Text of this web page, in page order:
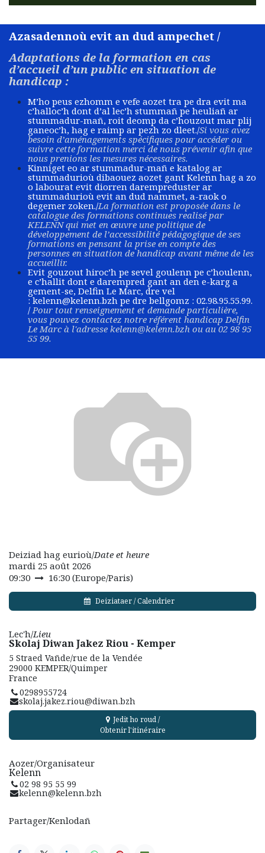
Azasadennoù evit an dud ampechet /
Adaptations de la formation en cas
d’accueil d’un public en situation de
handicap :
M’ho peus ezhomm e vefe aozet tra pe dra evit ma
c’halloc’h dont d’al lec’h stummañ pe heuliañ ar
stummadur-mañ, roit deomp da c’houzout mar plij
ganeoc’h, hag e raimp ar pezh zo dleet./Si vous avez
besoin d’aménagements spécifiques pour accéder ou
suivre cette formation merci de nous prévenir afin que
nous prenions les mesures nécessaires.
Kinniget eo ar stummadur-mañ e katalog ar
stummadurioù dibaouez aozet gant Kelenn hag a zo
o labourat evit diorren darempreduster ar
stummadurioù evit an dud nammet, a-raok o
degemer zoken./La formation est proposée dans le
catalogue des formations continues realisé par
KELENN qui met en œuvre une politique de
développement de l’accessibilité pédagogique de ses
formations en pensant la prise en compte des
personnes en situation de handicap avant même de les
accueillir.
Evit gouzout hiroc’h pe sevel goulenn pe c’houlenn,
e c’hallit dont e darempred gant an den e-karg a
gement-se, Delfin Le Marc, dre vel
:kelenn@kelenn.bzh pe dre bellgomz : 02.98.95.55.99.
/Pour tout renseignement et demande particulière,
vous pouvez contactez notre référent handicap Delfin
Le Marc à l'adresse kelenn@kelenn.bzh ou au 02 98 95
55 99.
Deiziad hag eurioù/Date et heure
mardi 25 août 2026
09:30
16:30 (Europe/Paris)
Deiziataer / Calendrier
Lec'h/Lieu
Skolaj Diwan Jakez Riou - Kemper
5 Straed Vañde/rue de la Vendée
29000 KEMPER/Quimper
France
0298955724
skolaj.jakez.riou@diwan.bzh
Jedit ho roud /
Obtenir l'itinéraire
Aozer/Organisateur
Kelenn
02 98 95 55 99
kelenn@kelenn.bzh
Partager/Kenlodañ